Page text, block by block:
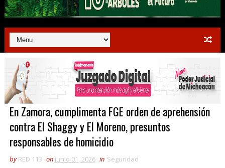
En Zamora, cumplimenta FGE orden de aprehensión
contra El Shaggy y El Moreno, presuntos
responsables de homicidio
by RED 113 on junio 01, 2026 in Seguridad